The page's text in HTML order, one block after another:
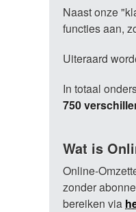
Naast onze
functies aan,
Uiteraard
In totaal
750
Wat is
Online-
zonder
bereiken via